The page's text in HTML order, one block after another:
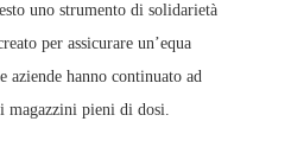
uno strumento di solidarietà
per assicurare un’equa
aziende hanno continuato ad
magazzini pieni di dosi.